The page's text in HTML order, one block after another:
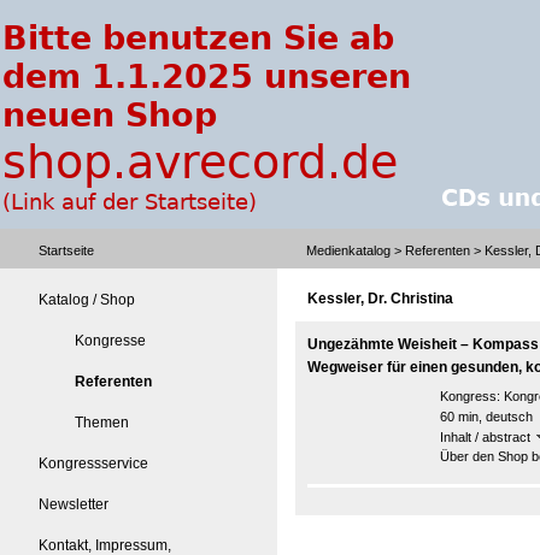
Startseite Medienkatalog > Referenten > Kessler,
Katalog / Shop
Kongresse
Referenten
Themen
Kongressservice
Newsletter
Kontakt, Impressum,
Kessler, Dr. Christina
Ungezähmte Weisheit –
Wegweiser für einen gesunden,
Kongress:
60 min, deutsch
Inhalt / abstract
Über den Shop